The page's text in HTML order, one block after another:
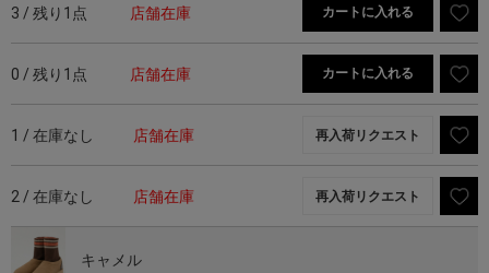
3 / 残り1点 店舗在庫 カートに入れる
0 / 残り1点 店舗在庫 カートに入れる
1 / 在庫なし 店舗在庫 再入荷リクエスト
2 / 在庫なし 店舗在庫 再入荷リクエスト
キャメル